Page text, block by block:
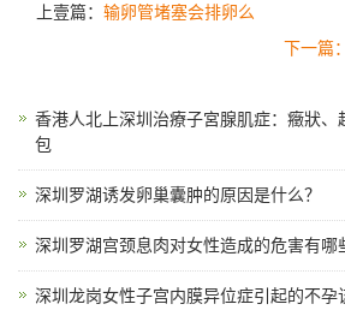
上壹篇： 输卵管堵塞会排卵么
下一篇
香港人北上深圳治療子宮腺肌症：癥狀、
包
深圳罗湖诱发卵巢囊肿的原因是什么？
深圳罗湖宫颈息肉对女性造成的危害有哪
深圳龙岗女性子宫内膜异位症引起的不孕